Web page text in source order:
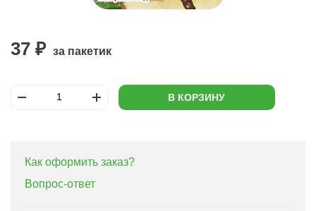
37 ₽ за пакетик
В КОРЗИНУ
Как оформить заказ?
Вопрос-ответ